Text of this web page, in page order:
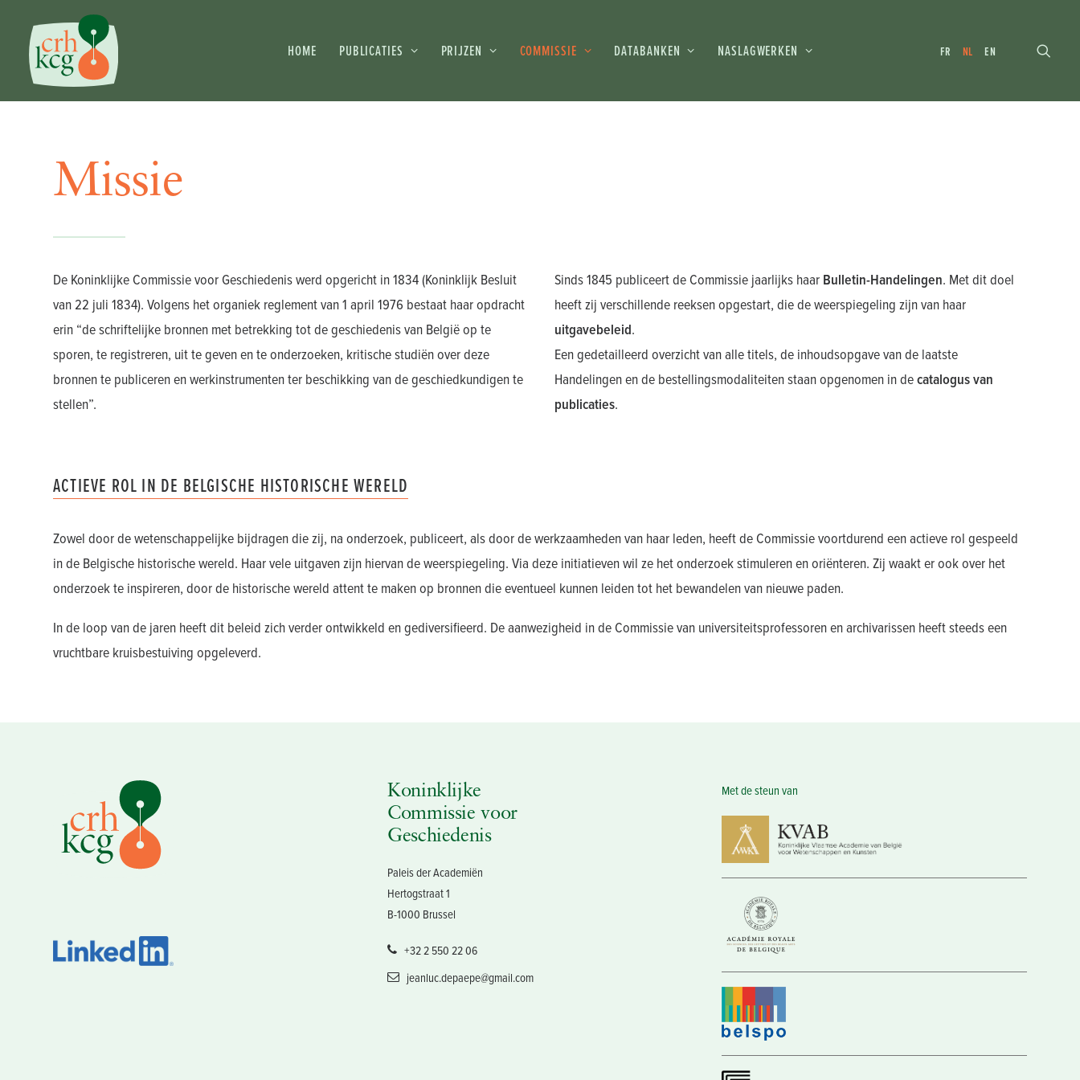
HOME PUBLICATIES PRIJZEN COMMISSIE DATABANKEN NASLAGWERKEN FR NL EN
Missie
De Koninklijke Commissie voor Geschiedenis werd opgericht in 1834 (Koninklijk Besluit
van 22 juli 1834). Volgens het organiek reglement van 1 april 1976 bestaat haar opdracht
erin “de schriftelijke bronnen met betrekking tot de geschiedenis van België op te
sporen, te registreren, uit te geven en te onderzoeken, kritische studiën over deze
bronnen te publiceren en werkinstrumenten ter beschikking van de geschiedkundigen te
stellen”.
Sinds 1845 publiceert de Commissie jaarlijks haar Bulletin-Handelingen. Met dit doel
heeft zij verschillende reeksen opgestart, die de weerspiegeling zijn van haar
uitgavebeleid.
Een gedetailleerd overzicht van alle titels, de inhoudsopgave van de laatste
Handelingen en de bestellingsmodaliteiten staan opgenomen in decatalogus van
publicaties.
ACTIEVE ROL IN DE BELGISCHE HISTORISCHE WERELD
Zowel door de wetenschappelijke bijdragen die zij, na onderzoek, publiceert, als door de werkzaamheden van haar leden, heeft de Commissie voortdurend een actieve rol gespeeld
in de Belgische historische wereld. Haar vele uitgaven zijn hiervan de weerspiegeling. Via deze initiatieven wil ze het onderzoek stimuleren en oriënteren. Zij waakt er ook over het
onderzoek te inspireren, door de historische wereld attent te maken op bronnen die eventueel kunnen leiden tot het bewandelen van nieuwe paden.
In de loop van de jaren heeft dit beleid zich verder ontwikkeld en gediversifieerd. De aanwezigheid in de Commissie van universiteitsprofessoren en archivarissen heeft steeds een
vruchtbare kruisbestuiving opgeleverd.
Koninklijke
Commissie voor
Geschiedenis
Paleis der Academiën
Hertogstraat 1
B-1000 Brussel
+32 2 550 22 06
jeanluc.depaepe@gmail.com
Met de steun van